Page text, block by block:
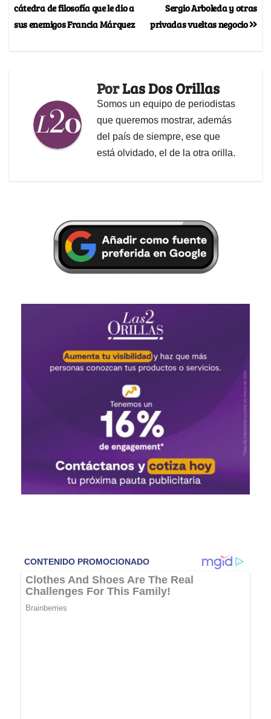
Sergio Arboleda y otras
privadas vueltas negocio
cátedra de filosofía que le dio a
sus enemigos Francia Márquez
PorLas Dos Orillas
Somos un equipo de periodistas
que queremos mostrar, además
del país de siempre, ese que
está olvidado, el de la otra orilla.